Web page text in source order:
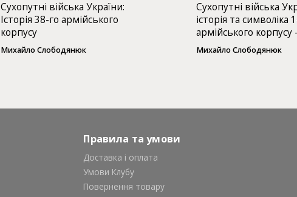
Сухопутні війська України:
Історія 38-го армійського
корпусу
Михайло Слободянюк
Сухопутні війська
історія та символіка
армійського
оперативного
«Північ» (1991–2013)
Михайло Слободянюк
Правила та умови
Доставка і оплата
Умови Клубу
Повернення товару